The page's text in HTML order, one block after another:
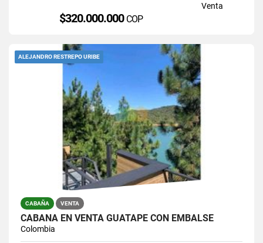
Venta
$320.000.000 COP
ALEJANDRO RESTREPO URIBE
CABAÑA VENTA
CABAÑA EN VENTA GUATAPE CON EMBALSE
Colombia